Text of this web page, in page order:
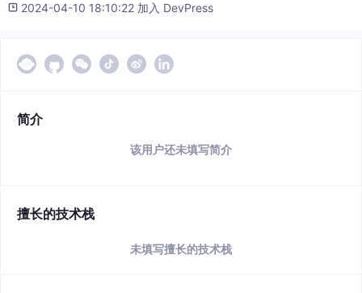
2024-04-10 18:10:22 加入 DevPress
简介
该用户还未填写简介
擅长的技术栈
未填写擅长的技术栈